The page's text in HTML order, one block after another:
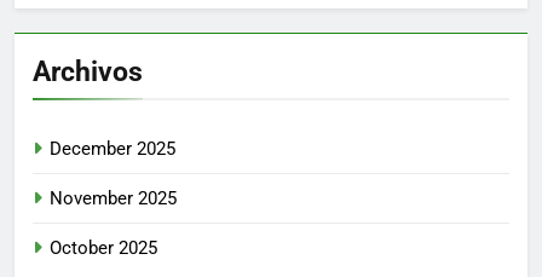
Archivos
December 2025
November 2025
October 2025